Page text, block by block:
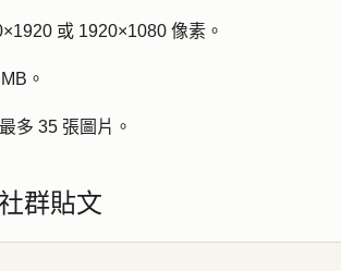
或 1920×1080 像素。
。
最多 35 張圖片。
群貼文